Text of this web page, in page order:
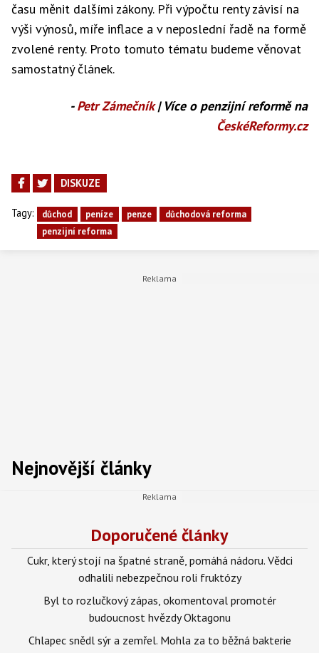
40 000 Kč 669 Kč –517 Kč
70 000 Kč 3 549 Kč 1 862 Kč
času měnit dalšími zákony. Při výpočtu renty závisí na
výši výnosů, míře inflace a v neposlední řadě na formě
zvolené renty. Proto tomuto tématu budeme věnovat
samostatný článek.
-Petr Zámečník| Více o penzijní reformě na
ČeskéReformy.cz
DISKUZE
Tagy: důchod peníze penze
důchodová reforma
penzijní reforma
Nejnovější články
Doporučené články
Cukr, který stojí na špatné straně, pomáhá nádoru. Vědci
odhalili nebezpečnou roli fruktózy
Byl to rozlučkový zápas, okomentoval promotér
budoucnost hvězdy Oktagonu
Chlapec snědl sýr a zemřel. Mohla za to běžná bakterie